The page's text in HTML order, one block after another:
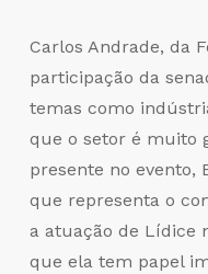
Carlos Andrade, da
participação da
temas como
que o setor é muito
presente no evento,
que representa o
a atuação de Lídice
que ela tem papel